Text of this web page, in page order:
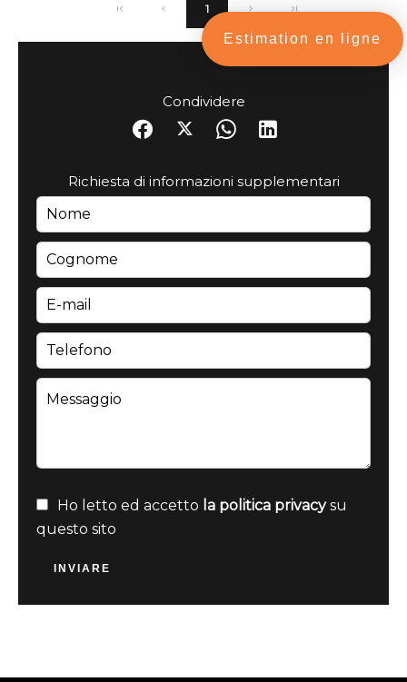
1
Condividere
Richiesta di informazioni supplementari
Ho letto ed accetto la politica privacysu
questo sito
INVIARE
Estimation en ligne